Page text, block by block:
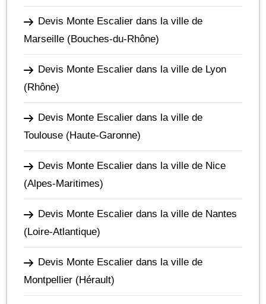
Devis Monte Escalier dans la ville de
Marseille (Bouches-du-Rhône)
Devis Monte Escalier dans la ville de Lyon
(Rhône)
Devis Monte Escalier dans la ville de
Toulouse (Haute-Garonne)
Devis Monte Escalier dans la ville de Nice
(Alpes-Maritimes)
Devis Monte Escalier dans la ville de Nantes
(Loire-Atlantique)
Devis Monte Escalier dans la ville de
Montpellier (Hérault)